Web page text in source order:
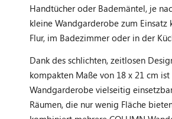
Handtücher oder Bademäntel, je
kleine Wandgarderobe zum Einsatz
Flur, im Badezimmer oder in der
Dank des schlichten, zeitlosen
kompakten Maße von 18 x 21 cm
Wandgarderobe vielseitig
Räumen, die nur wenig Fläche